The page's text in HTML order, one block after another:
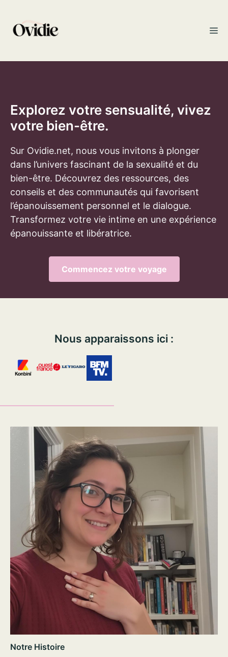
contenu
Explorez votre sensualité, vivez
votre bien-être.
Sur Ovidie.net, nous vous invitons à plonger
dans l’univers fascinant de la sexualité et du
bien-être. Découvrez des ressources, des
conseils et des communautés qui favorisent
l’épanouissement personnel et le dialogue.
Transformez votre vie intime en une expérience
épanouissante et libératrice.
Commencez votre voyage
Nous apparaissons ici :
Notre Histoire